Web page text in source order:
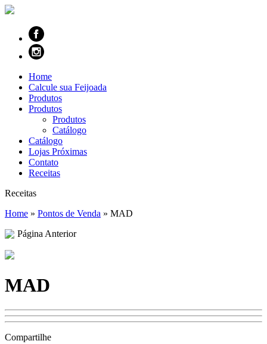
Home
Calcule sua Feijoada
Produtos
Produtos
Produtos
Catálogo
Catálogo
Lojas Próximas
Contato
Receitas
Receitas
Home » Pontos de Venda » MAD
Página Anterior
MAD
Compartilhe